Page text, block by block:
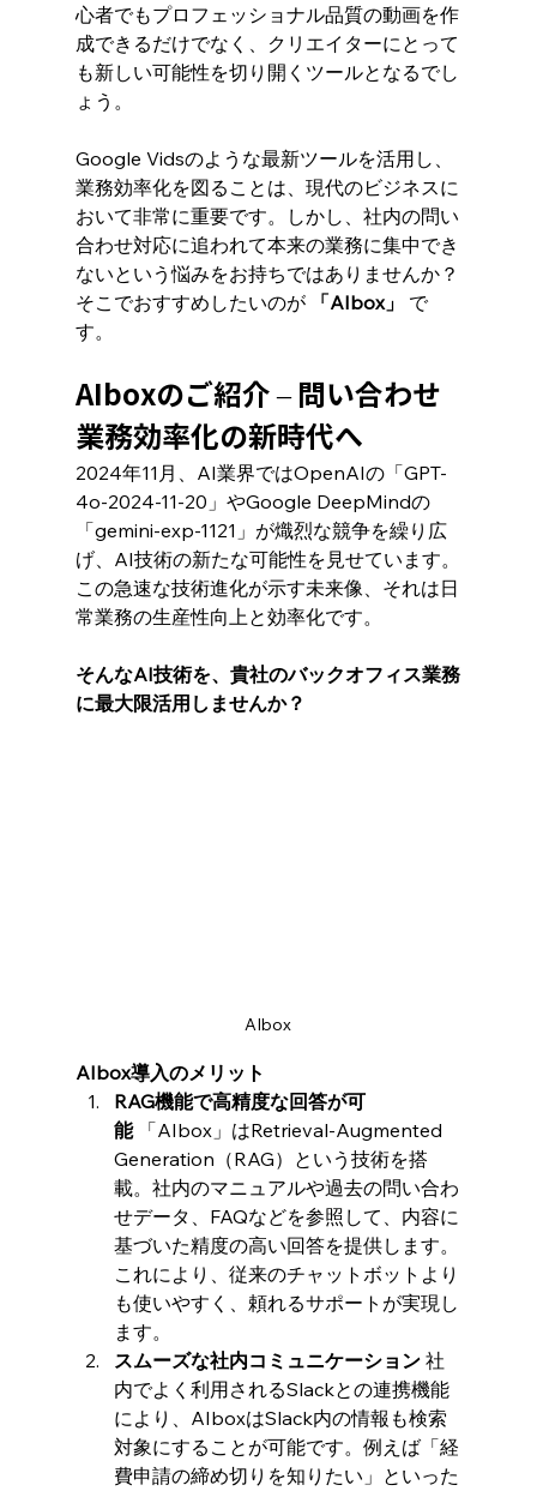
心者でもプロフェッショナル品質の動画を作
成できるだけでなく、クリエイターにとって
も新しい可能性を切り開くツールとなるでし
ょう。
Google Vidsのような最新ツールを活用し、
業務効率化を図ることは、現代のビジネスに
おいて非常に重要です。しかし、社内の問い
合わせ対応に追われて本来の業務に集中でき
ないという悩みをお持ちではありませんか？
そこでおすすめしたいのが
「AIbox」
で
す。
AIboxのご紹介 – 問い合わせ
業務効率化の新時代へ
2024年11月、AI業界ではOpenAIの「GPT-
4o-2024-11-20」やGoogle DeepMindの
「gemini-exp-1121」が熾烈な競争を繰り広
げ、AI技術の新たな可能性を見せています。
この急速な技術進化が示す未来像、それは日
常業務の生産性向上と効率化です。
そんなAI技術を、貴社のバックオフィス業務
に最大限活用しませんか？
AIbox
AIbox導入のメリット
RAG機能で高精度な回答が可
能 「AIbox」はRetrieval-Augmented
Generation（RAG）という技術を搭
載。社内のマニュアルや過去の問い合わ
せデータ、FAQなどを参照して、内容に
基づいた精度の高い回答を提供します。
これにより、従来のチャットボットより
も使いやすく、頼れるサポートが実現し
ます。
スムーズな社内コミュニケーション 社
内でよく利用されるSlackとの連携機能
により、AIboxはSlack内の情報も検索
対象にすることが可能です。例えば「経
費申請の締め切りを知りたい」といった